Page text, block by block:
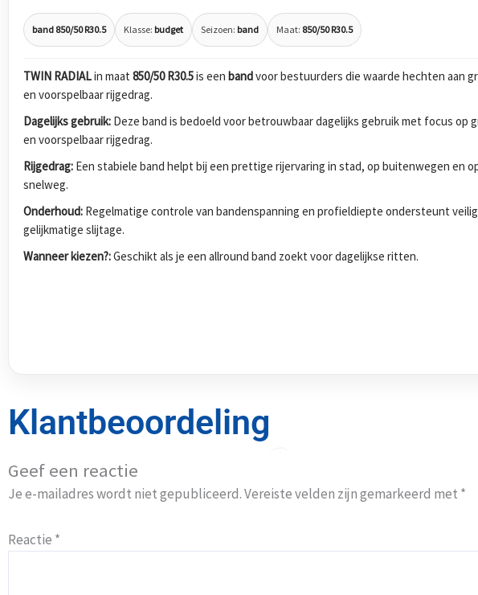
band 850/50 R30.5 Klasse: budget Seizoen: band Maat: 850/50 R30.5
TWIN RADIALin maat 850/50 R30.5is een bandvoor bestuurders die waarde hechten aan
en voorspelbaar rijgedrag.
Dagelijks gebruik: Deze band is bedoeld voor betrouwbaar dagelijks gebruik met focus op
en voorspelbaar rijgedrag.
Rijgedrag: Een stabiele band helpt bij een prettige rijervaring in stad, op buitenwegen en
snelweg.
Onderhoud: Regelmatige controle van bandenspanning en profieldiepte ondersteunt
gelijkmatige slijtage.
Wanneer kiezen?:Geschikt als je een allround band zoekt voor dagelijkse ritten.
Klantbeoordeling
Geef een reactie
Je e-mailadres wordt niet gepubliceerd.Vereiste velden zijn gemarkeerd met *
Reactie *